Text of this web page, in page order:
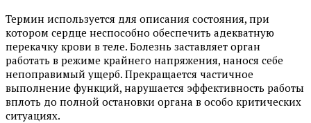
Термин используется для описания состояния, при
котором сердце неспособно обеспечить адекватную
перекачку крови в теле. Болезнь заставляет орган
работать в режиме крайнего напряжения, нанося себе
непоправимый ущерб. Прекращается частичное
выполнение функций, нарушается эффективность работы
вплоть до полной остановки органа в особо критических
ситуациях.